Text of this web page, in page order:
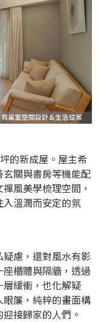
的新成屋。屋主希
關與書房等機能配
風美學梳理空間，
溫潤而安定的氛
慮，還對風水有影
櫃體與隔牆，透過
緩衝，也化解疑
簾，純粹的畫面構
接歸家的人們。